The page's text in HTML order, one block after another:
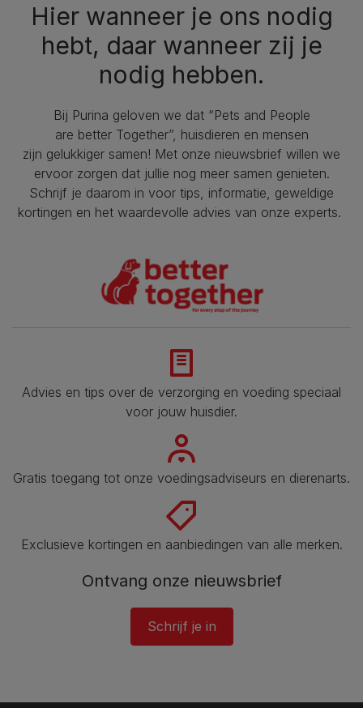
Hier wanneer je ons nodig
hebt, daar wanneer zij je
nodig hebben.
Bij Purina geloven we dat “Pets and People
are better Together”, huisdieren en mensen
zijn gelukkiger samen! Met onze nieuwsbrief willen we
ervoor zorgen dat jullie nog meer samen genieten.
Schrijf je daarom in voor tips, informatie, geweldige
kortingen en het waardevolle advies van onze experts.
Advies en tips over de verzorging en voeding speciaal
voor jouw huisdier​.
Gratis toegang tot onze voedingsadviseurs en dierenarts​.
Exclusieve kortingen en aanbiedingen van alle merken.
Ontvang onze nieuwsbrief
Schrijf je in